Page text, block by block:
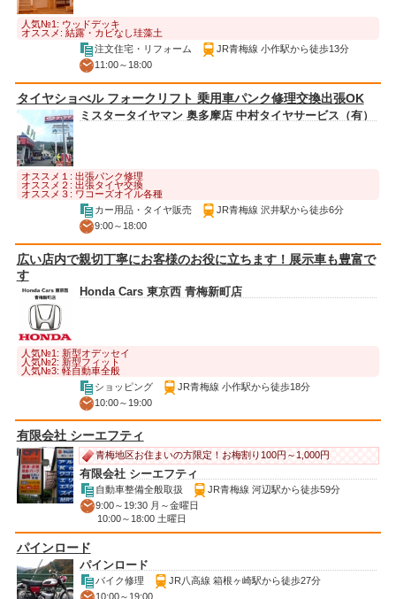
人気№1: ウッドデッキ
オススメ: 結露・カビなし珪藻土
注文住宅・リフォーム
JR青梅線 小作駅から徒歩13分
11:00～18:00
タイヤショべル フォークリフト 乗用車パンク修理交換出張OK
ミスタータイヤマン 奥多摩店 中村タイヤサービス（有）
オススメ１: 出張パンク修理
オススメ２: 出張タイヤ交換
オススメ３: ワコーズオイル各種
カー用品・タイヤ販売
JR青梅線 沢井駅から徒歩6分
9:00～18:00
広い店内で親切丁寧にお客様のお役に立ちます！展示車も豊富で
す
Honda Cars 東京西 青梅新町店
人気№1: 新型オデッセイ
人気№2: 新型フィット
人気№3: 軽自動車全般
ショッピング
JR青梅線 小作駅から徒歩18分
10:00～19:00
有限会社 シーエフティ
青梅地区お住まいの方限定！お梅割り100円～1,000円
有限会社 シーエフティ
自動車整備全般取扱
JR青梅線 河辺駅から徒歩59分
9:00～19:30 月～金曜日
10:00～18:00 土曜日
パインロード
パインロード
バイク修理
JR八高線 箱根ヶ崎駅から徒歩27分
10:00～19:00